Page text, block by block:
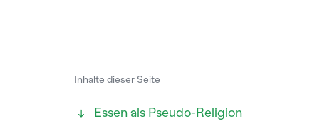
Inhalte dieser Seite
Essen als Pseudo-Religion